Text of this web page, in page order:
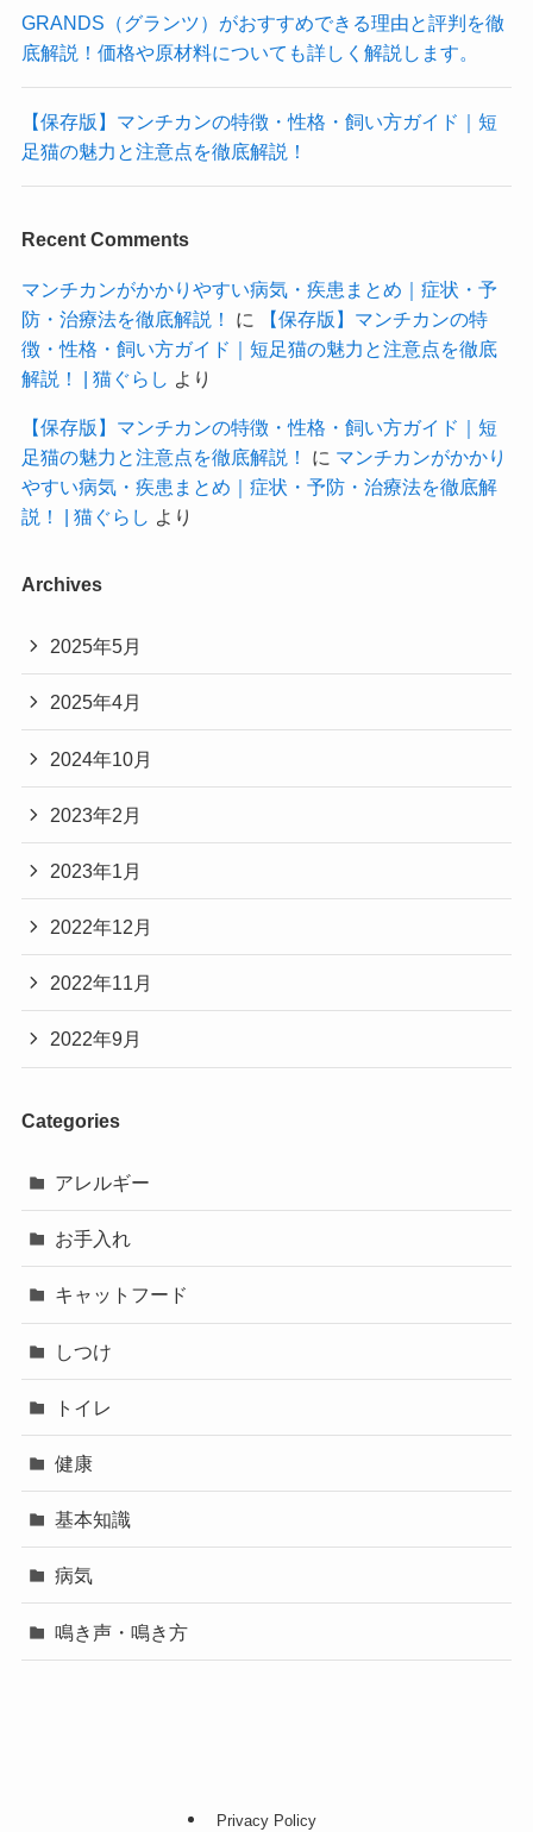
GRANDS（グランツ）がおすすめできる理由と評判を徹
底解説！価格や原材料についても詳しく解説します。
【保存版】マンチカンの特徴・性格・飼い方ガイド｜短
足猫の魅力と注意点を徹底解説！
Recent Comments
マンチカンがかかりやすい病気・疾患まとめ｜症状・予
防・治療法を徹底解説！
に
【保存版】マンチカンの特
徴・性格・飼い方ガイド｜短足猫の魅力と注意点を徹底
解説！ | 猫ぐらし
より
【保存版】マンチカンの特徴・性格・飼い方ガイド｜短
足猫の魅力と注意点を徹底解説！
に マンチカンがかかり
やすい病気・疾患まとめ｜症状・予防・治療法を徹底解
説！ | 猫ぐらし より
Archives
2025年5月
2025年4月
2024年10月
2023年2月
2023年1月
2022年12月
2022年11月
2022年9月
Categories
アレルギー
お手入れ
キャットフード
しつけ
トイレ
健康
基本知識
病気
鳴き声・鳴き方
Privacy Policy